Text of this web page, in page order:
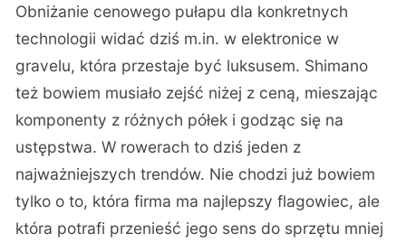
Obniżanie cenowego pułapu dla konkretnych
technologii widać dziś m.in. w elektronice w
gravelu, która przestaje być luksusem. Shimano
też bowiem musiało zejść niżej z ceną, mieszając
komponenty z różnych półek i godząc się na
ustępstwa. W rowerach to dziś jeden z
najważniejszych trendów. Nie chodzi już bowiem
tylko o to, która firma ma najlepszy flagowiec, ale
która potrafi przenieść jego sens do sprzętu mniej